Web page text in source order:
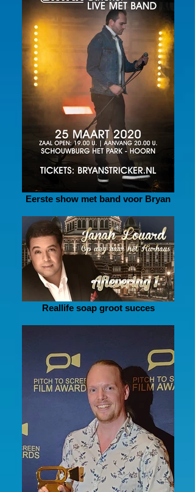
Eerste show met band voor Bryan
Reallife soap groot succes